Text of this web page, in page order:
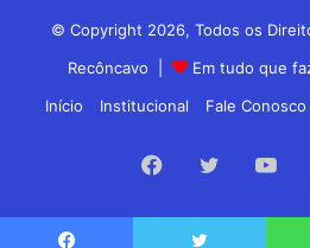
© Copyright 2026, Todos os
Recôncavo |
Em tudo que
Início
Institucional Fale Conosco
Facebook
Twitter